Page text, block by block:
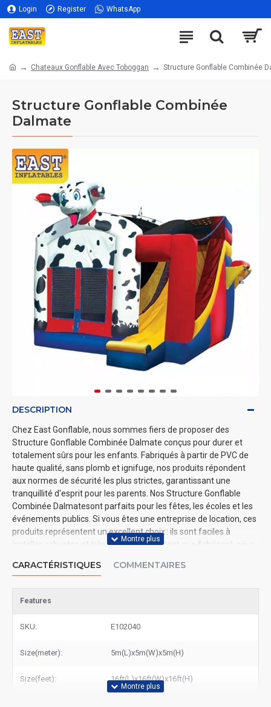
Login Register WhatsApp
Chateaux Gonflable Avec Toboggan Structure Gonflable Combinée
Structure Gonflable Combinée
Dalmate
DESCRIPTION
Chez East Gonflable, nous sommes fiers de proposer des
Structure Gonflable Combinée Dalmate conçus pour durer et
totalement sûrs pour les enfants. Fabriqués à partir de PVC de
haute qualité, sans plomb et ignifuge, nos produits répondent
aux normes de sécurité les plus strictes, garantissant une
tranquillité d'esprit pour les parents. Nos Structure Gonflable
Combinée Dalmatesont parfaits pour les fêtes, les écoles et les
événements publics. Si vous êtes une entreprise de location, ces
produits représentent un excellent choix : ils sont faciles à
installer, robustes et très demandés. En tant que fabricant, nous
pour acheter des produits de qualité à des tarifs abordables.
CARACTÉRISTIQUES COMMENTAIRES
Features
SKU: E102040
Size(meter): 5m(L)x5m(W)x5m(H)
Size(feet): 16ft(L)x16ft(W)x16ft(H)